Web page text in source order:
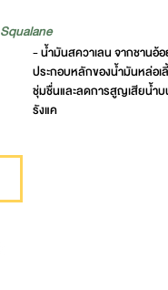
Squalane
- น้ำมันสควาเลน จากชานอ้
ประกอบหลักของน้ำมันหล่อ
ชุ่มชื่นและลดการสูญเสียน้ำบ
รังแค